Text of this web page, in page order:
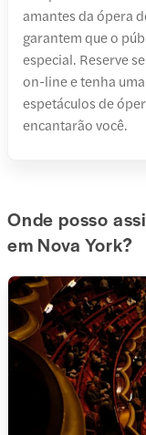
amantes da ópera
garantem que o
especial. Reserve
on-line e tenha
espetáculos de
encantarão você.
Onde posso
em Nova York?